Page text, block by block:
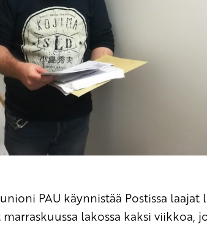
PAU käynnistää Postissa
lakossa kaksi viikkoa,